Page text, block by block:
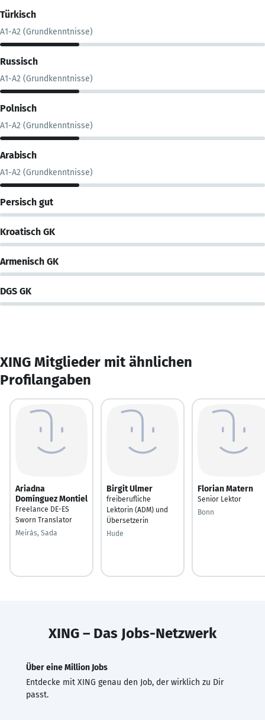
Türkisch
A1-A2 (Grundkenntnisse)
Russisch
A1-A2 (Grundkenntnisse)
Polnisch
A1-A2 (Grundkenntnisse)
Arabisch
A1-A2 (Grundkenntnisse)
Persisch gut
Kroatisch GK
Armenisch GK
DGS GK
XING Mitglieder mit ähnlichen
Profilangaben
Ariadna
Domínguez Montiel
Freelance DE-ES
Sworn Translator
Meirás, Sada
Birgit Ulmer
freiberufliche
Lektorin (ADM) und
Übersetzerin
Hude
Florian Matern
Senior Lektor
Bonn
XING – Das Jobs-Netzwerk
Über eine Million Jobs
Entdecke mit XING genau den Job, der wirklich zu Dir
passt.